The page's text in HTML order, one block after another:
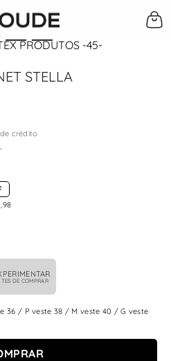
STELLA
crédito
DE COMPRAR
36 / P veste 38 / M veste 40 / G veste